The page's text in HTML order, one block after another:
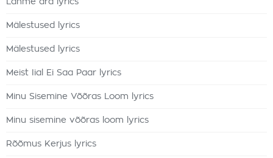
Lähme ära lyrics
Mälestused lyrics
Mälestused lyrics
Meist Iial Ei Saa Paar lyrics
Minu Sisemine Võõras Loom lyrics
Minu sisemine võõras loom lyrics
Rõõmus Kerjus lyrics